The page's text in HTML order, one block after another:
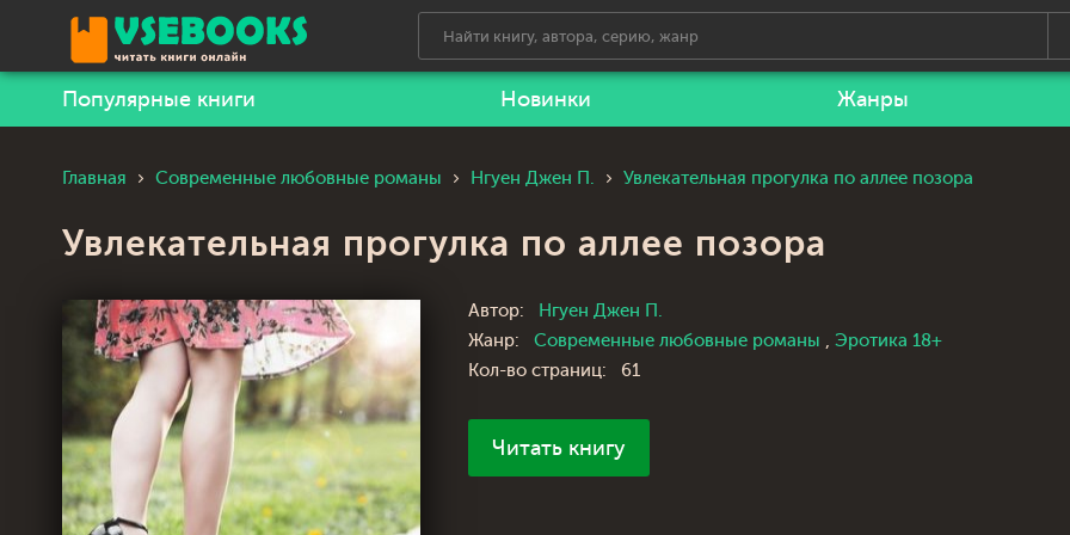
Популярные книги Новинки Жанры
Главная Современные любовные романы Нгуен Джен П. Увлекательная прогулка по аллее позора
Увлекательная прогулка по аллее позора
Автор:
Нгуен Джен П.
Жанр:
Современные любовные романы , Эротика 18+
Кол-во страниц:
61
Читать книгу